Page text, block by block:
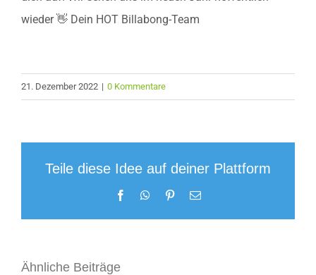
wieder 👋 Dein HOT Billabong-Team
21. Dezember 2022 | 0 Kommentare
Teile diese Idee auf deiner Plattform
FacebookWhatsApp
Pinterest
E-
Ähnliche Beiträge